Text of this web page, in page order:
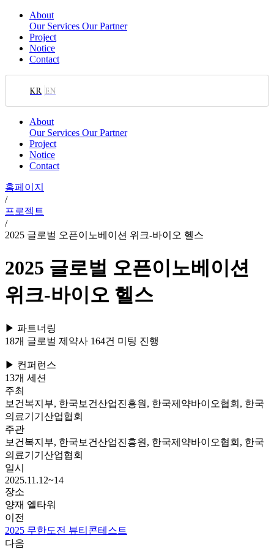
About
Our Services Our Partner
Project
Notice
Contact
KR EN
About
Our Services Our Partner
Project
Notice
Contact
홈페이지
/
프로젝트
/
2025 글로벌 오픈이노베이션 위크-바이오 헬스
2025 글로벌 오픈이노베이션
위크-바이오 헬스
▶ 파트너링
18개 글로벌 제약사 164건 미팅 진행
▶ 컨퍼런스
13개 세션
주최
보건복지부, 한국보건산업진흥원, 한국제약바이오협회, 한국
의료기기산업협회
주관
보건복지부, 한국보건산업진흥원, 한국제약바이오협회, 한국
의료기기산업협회
일시
2025.11.12~14
장소
양재 엘타워
이전
2025 무한도전 뷰티콘테스트
다음